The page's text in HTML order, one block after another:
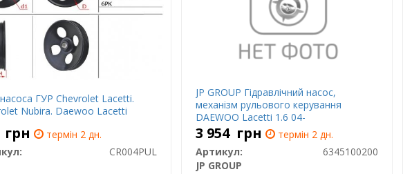
ГУР Chevrolet Lacetti.
Nubira. Daewoo Lacetti
грн
термін 2 дн.
CR004PUL
JP GROUP Гідравлічний насос,
механізм рульового керування
DAEWOO Lacetti 1.6 04-
3 954 грн
термін 2 дн.
Артикул:
6345100200
JP GROUP